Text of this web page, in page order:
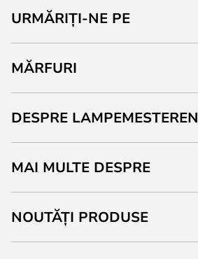
URMĂRIȚI-NE PE
MĂRFURI
DESPRE LAMPEMESTEREN
MAI MULTE DESPRE
NOUTĂȚI PRODUSE